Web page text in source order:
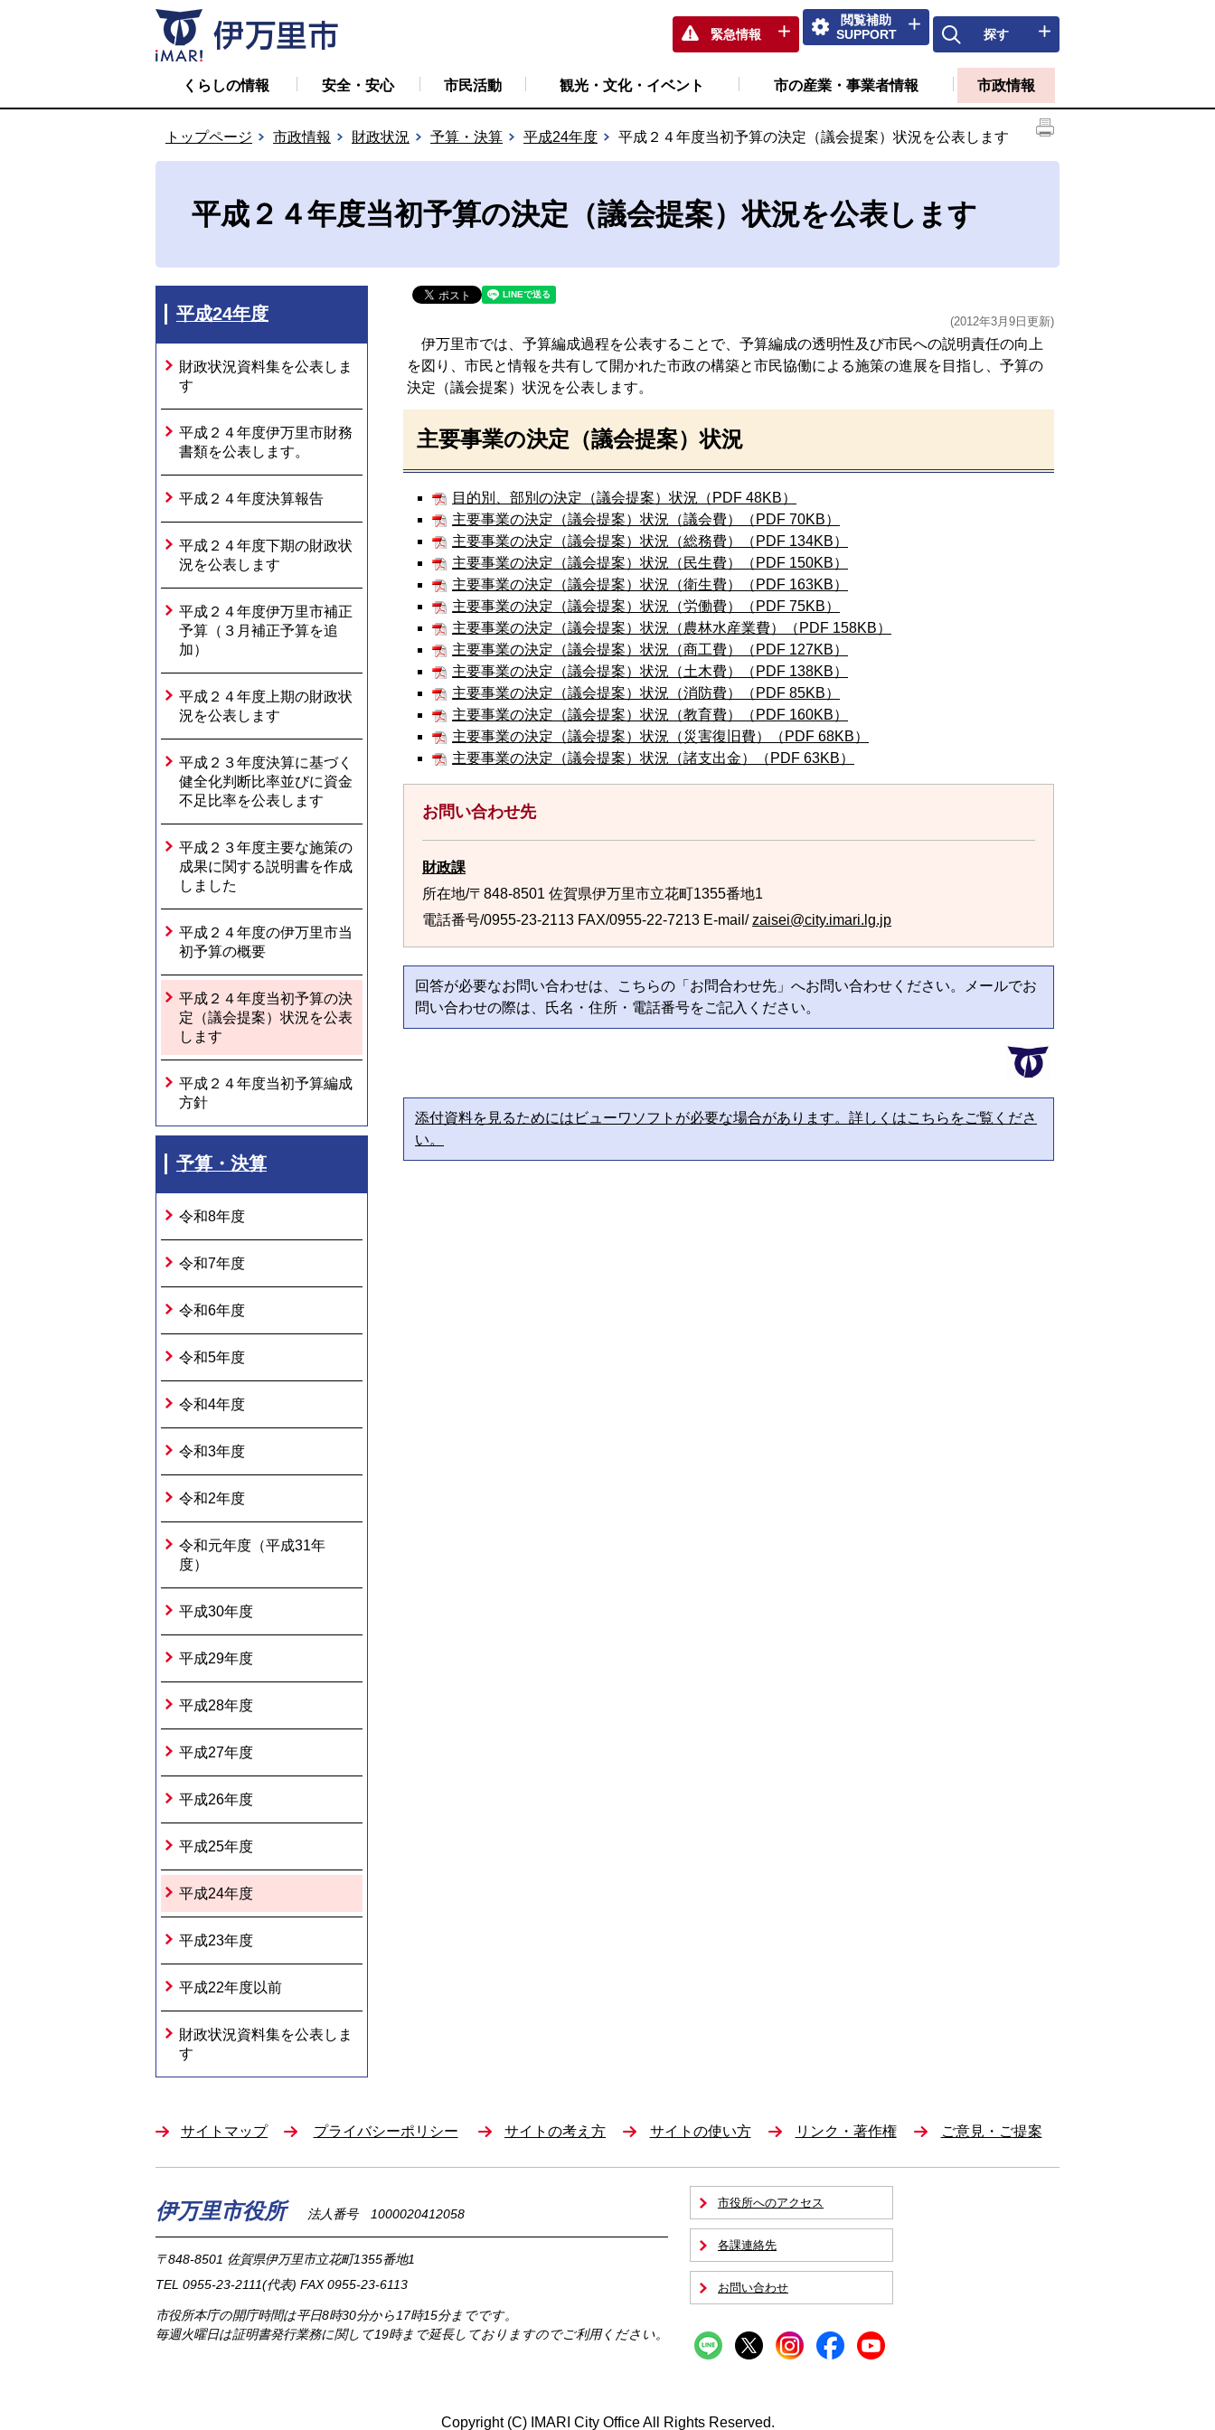
緊急情報
閲覧補助
SUPPORT
探す
くらしの情報 安全・安心 市民活動 観光・文化・イベント 市の産業・事業者情報 市政情報
トップページ 市政情報 財政状況 予算・決算 平成24年度 平成２４年度当初予算の決定（議会提案）状況を公表します
平成２４年度当初予算の決定（議会提案）状況を公表します
平成24年度
財政状況資料集を公表しま
す
平成２４年度伊万里市財務
書類を公表します。
平成２４年度決算報告
平成２４年度下期の財政状
況を公表します
平成２４年度伊万里市補正
予算（３月補正予算を追
加）
平成２４年度上期の財政状
況を公表します
平成２３年度決算に基づく
健全化判断比率並びに資金
不足比率を公表します
平成２３年度主要な施策の
成果に関する説明書を作成
しました
平成２４年度の伊万里市当
初予算の概要
平成２４年度当初予算の決
定（議会提案）状況を公表
します
平成２４年度当初予算編成
方針
予算・決算
令和8年度
令和7年度
令和6年度
令和5年度
令和4年度
令和3年度
令和2年度
令和元年度（平成31年
度）
平成30年度
平成29年度
平成28年度
平成27年度
平成26年度
平成25年度
平成24年度
平成23年度
平成22年度以前
財政状況資料集を公表しま
す
(2012年3月9日更新)
伊万里市では、予算編成過程を公表することで、予算編成の透明性及び市民への説明責任の向上
を図り、市民と情報を共有して開かれた市政の構築と市民協働による施策の進展を目指し、予算の
決定（議会提案）状況を公表します。
主要事業の決定（議会提案）状況
目的別、部別の決定（議会提案）状況（PDF 48KB）
主要事業の決定（議会提案）状況（議会費）（PDF 70KB）
主要事業の決定（議会提案）状況（総務費）（PDF 134KB）
主要事業の決定（議会提案）状況（民生費）（PDF 150KB）
主要事業の決定（議会提案）状況（衛生費）（PDF 163KB）
主要事業の決定（議会提案）状況（労働費）（PDF 75KB）
主要事業の決定（議会提案）状況（農林水産業費）（PDF 158KB）
主要事業の決定（議会提案）状況（商工費）（PDF 127KB）
主要事業の決定（議会提案）状況（土木費）（PDF 138KB）
主要事業の決定（議会提案）状況（消防費）（PDF 85KB）
主要事業の決定（議会提案）状況（教育費）（PDF 160KB）
主要事業の決定（議会提案）状況（災害復旧費）（PDF 68KB）
主要事業の決定（議会提案）状況（諸支出金）（PDF 63KB）
お問い合わせ先
財政課
所在地/〒848-8501 佐賀県伊万里市立花町1355番地1
電話番号/0955-23-2113 FAX/0955-22-7213 E-mail/zaisei@city.imari.lg.jp
回答が必要なお問い合わせは、こちらの「お問合わせ先」へお問い合わせください。メールでお
問い合わせの際は、氏名・住所・電話番号をご記入ください。
添付資料を見るためにはビューワソフトが必要な場合があります。詳しくはこちらをご覧くださ
い。
サイトマップ プライバシーポリシー サイトの考え方 サイトの使い方 リンク・著作権 ご意見・ご提案
伊万里市役所 法人番号 1000020412058
〒848-8501 佐賀県伊万里市立花町1355番地1
TEL 0955-23-2111(代表) FAX 0955-23-6113
市役所本庁の開庁時間は平日8時30分から17時15分までです。
毎週火曜日は証明書発行業務に関して19時まで延長しておりますのでご利用ください。
市役所へのアクセス
各課連絡先
お問い合わせ
Copyright (C) IMARI City Office All Rights Reserved.